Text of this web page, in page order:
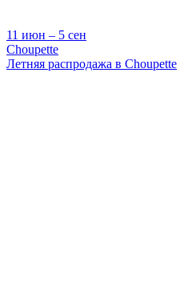
11 июн ‒ 5 сен
Choupette
Летняя распродажа в Choupette